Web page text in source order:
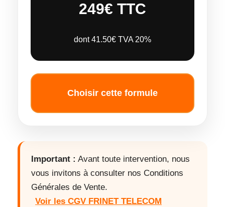
249€ TTC
dont 41.50€ TVA 20%
Choisir cette formule
Important : Avant toute intervention, nous
vous invitons à consulter nos Conditions
Générales de Vente.
Voir les CGV FRINET TELECOM